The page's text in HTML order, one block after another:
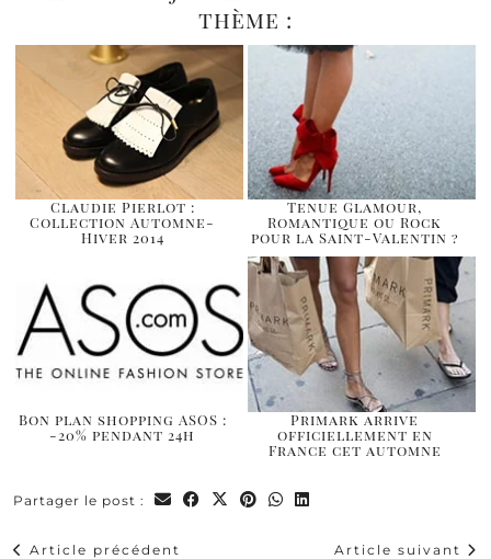
thème :
Claudie Pierlot :
Collection Automne-
Hiver 2014
Tenue Glamour,
Romantique ou Rock
pour la Saint-Valentin ?
Bon plan shopping ASOS :
-20% pendant 24h
Primark arrive
officiellement en
France cet automne
Partager le post :
Article précédent
Article suivant